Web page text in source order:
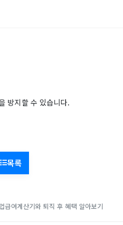
방지할 수 있습니다.
목록
급여계산기와 퇴직 후 혜택 알아보기